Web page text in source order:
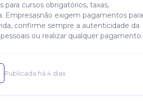
para cursos obrigatórios, taxas,
Empresasnão exigem pagamentos para
confirme sempre a autenticidade da
ou realizar qualquer pagamento.
Publicada há 4 dias